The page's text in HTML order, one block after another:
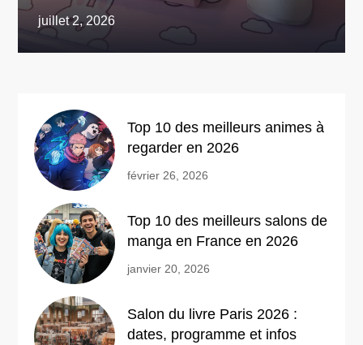
juillet 2, 2026
Top 10 des meilleurs animes à
regarder en 2026
février 26, 2026
Top 10 des meilleurs salons de
manga en France en 2026
janvier 20, 2026
Salon du livre Paris 2026 :
dates, programme et infos